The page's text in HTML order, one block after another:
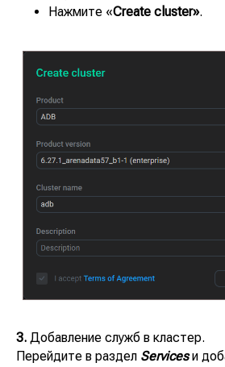
Нажмите «Create cluster».
3. Добавление служб в кластер.
Перейдите в раздел Servicesи